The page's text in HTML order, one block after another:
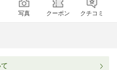
写真 クーポン クチコミ